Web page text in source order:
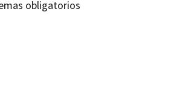
obligatorios